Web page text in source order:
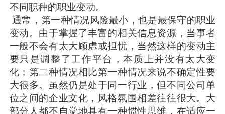
不同职种的职业变动。
通常，第一种情况风险最小，也是最保守的职业
变动。由于掌握了丰富的相关信息资源，当事者
一般不会有太大顾虑或担忧，当然这样的变动主
要只是调整了工作平台，本质上并没有太大变
化；第二种情况相比第一种情况来说不确定性要
大很多。虽然仍是处于同一行业，但不同公司单
位之间的企业文化，风格氛围相差往往很大。大
部分人都不自觉地具有一种惯性思维，在适应一